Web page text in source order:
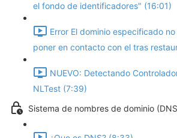
el fondo de identificadores" (16:01)
Error El dominio especificado
poner en contacto con el tras
NUEVO: Detectando
NLTest (7:39)
Sistema de nombres de dominio